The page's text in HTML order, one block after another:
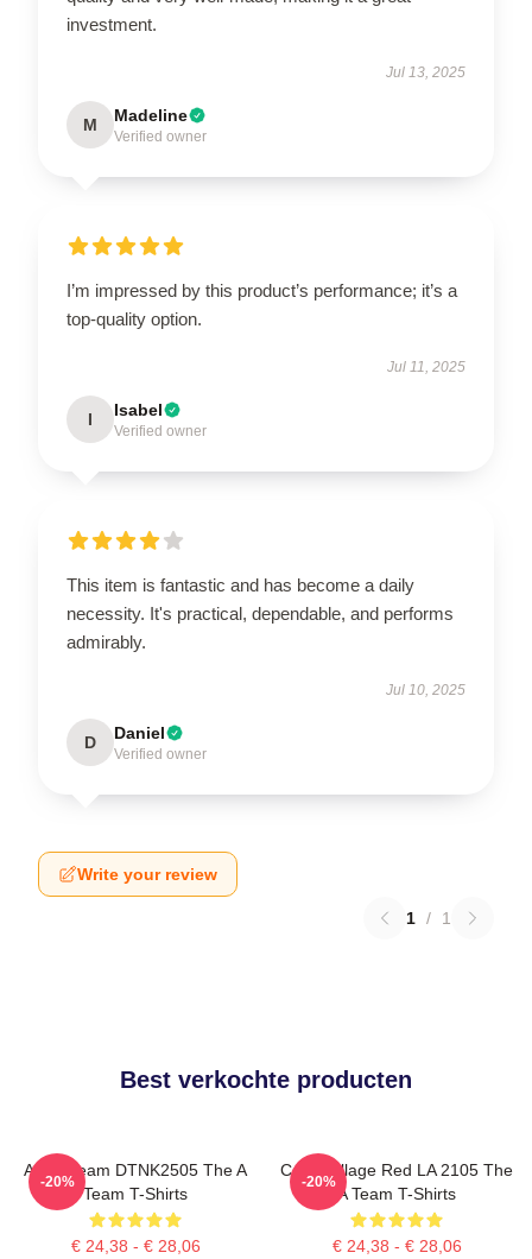
investment.
Jul 13, 2025
M Madeline
Verified owner
I’m impressed by this product’s performance; it’s a
top-quality option.
Jul 11, 2025
I Isabel
Verified owner
This item is fantastic and has become a daily
necessity. It's practical, dependable, and performs
admirably.
Jul 10, 2025
D Daniel
Verified owner
Write your review
1 / 1
Best verkochte producten
All Of Team DTNK2505 The A
Team T-Shirts
€ 24,38 - € 28,06
-20%
Cast Collage Red LA 2105 The
A Team T-Shirts
€ 24,38 - € 28,06
-20%